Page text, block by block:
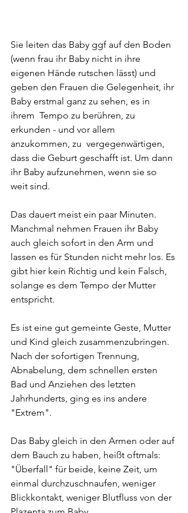
Sie leiten das Baby ggf auf den Boden
(wenn frau ihr Baby nicht in ihre
eigenen Hände rutschen lässt) und
geben den Frauen die Gelegenheit, ihr
Baby erstmal ganz zu sehen, es in
ihrem  Tempo zu berühren, zu
erkunden - und vor allem
anzukommen, zu  vergegenwärtigen,
dass die Geburt geschafft ist. Um dann
ihr Baby aufzunehmen, wenn sie so
weit sind.
Das dauert meist ein paar Minuten.
Manchmal nehmen Frauen ihr Baby
auch gleich sofort in den Arm und
lassen es für Stunden nicht mehr los. Es
gibt hier kein Richtig und kein Falsch,
solange es dem Tempo der Mutter
entspricht.
Es ist eine gut gemeinte Geste, Mutter
und Kind gleich zusammenzubringen.
Nach der sofortigen Trennung,
Abnabelung, dem schnellen ersten
Bad und Anziehen des letzten
Jahrhunderts, ging es ins andere
"Extrem".
Das Baby gleich in den Armen oder auf
dem Bauch zu haben, heißt oftmals:
"Überfall" für beide, keine Zeit, um
einmal durchzuschnaufen, weniger
Blickkontakt, weniger Blutfluss von der